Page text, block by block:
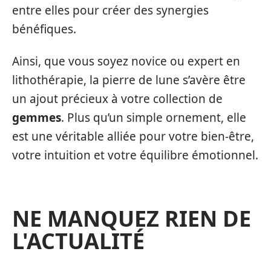
entre elles pour créer des synergies
bénéfiques.
Ainsi, que vous soyez novice ou expert en
lithothérapie, la pierre de lune s’avère être
un ajout précieux à votre collection de
gemmes. Plus qu’un simple ornement, elle
est une véritable alliée pour votre bien-être,
votre intuition et votre équilibre émotionnel.
NE MANQUEZ RIEN DE
L'ACTUALITÉ